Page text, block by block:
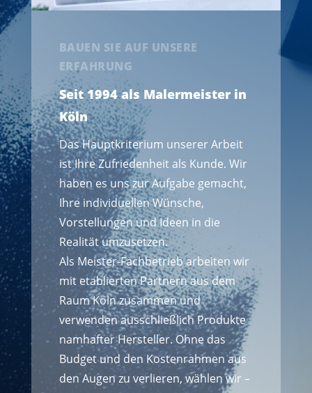
BAUEN SIE AUF UNSERE
ERFAHRUNG
Seit 1994 als Malermeister in
Köln
Das Hauptkriterium unserer Arbeit
ist Ihre Zufriedenheit als Kunde. Wir
haben es uns zur Aufgabe gemacht,
Ihre individuellen Wünsche,
Vorstellungen und Ideen in die
Realität umzusetzen.
Als Meister-Fachbetrieb arbeiten wir
mit etablierten Partnern aus dem
Raum Köln zusammen und
verwenden ausschließlich Produkte
namhafter Hersteller. Ohne das
Budget und den Kostenrahmen aus
den Augen zu verlieren, wählen wir –